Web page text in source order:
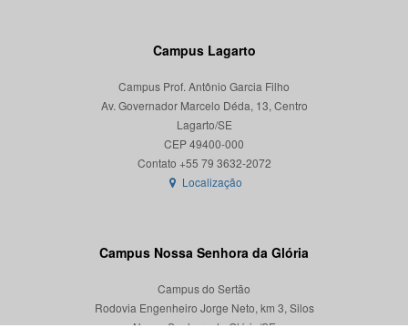
Campus Lagarto
Campus Prof. Antônio Garcia Filho
Av. Governador Marcelo Déda, 13, Centro
Lagarto/SE
CEP 49400-000
Localização
Campus Nossa Senhora da Glória
Campus do Sertão
Rodovia Engenheiro Jorge Neto, km 3, Silos